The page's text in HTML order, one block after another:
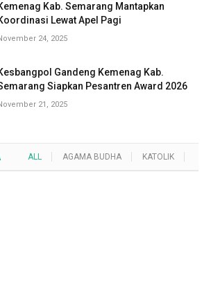
Kab. Semarang Mantapkan
Lewat Apel Pagi
24, 2025
Gandeng Kemenag Kab.
Siapkan Pesantren Award 2026
21, 2025
ALL AGAMA BUDHA KATOLIK